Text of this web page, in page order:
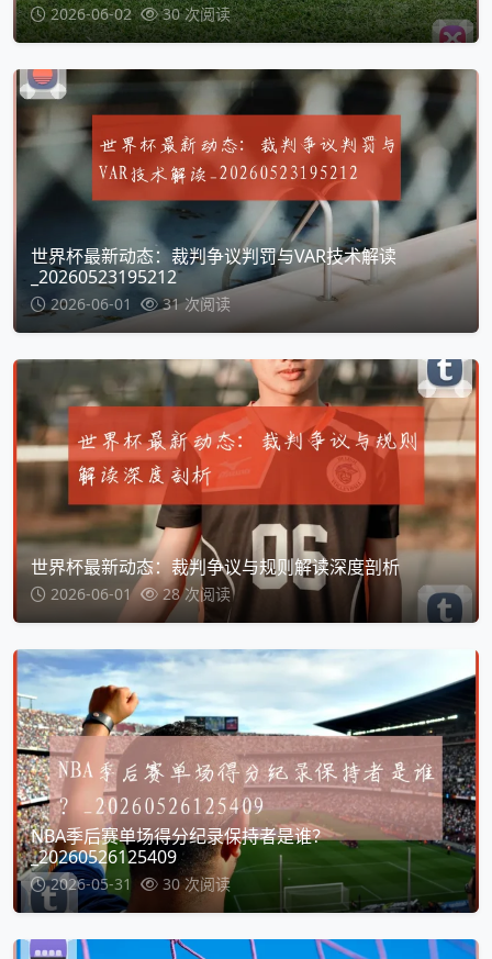
2026-06-02 30 次阅读
世界杯最新动态：裁判争议判罚与VAR技术解读
_20260523195212
2026-06-01 31 次阅读
世界杯最新动态：裁判争议与规则解读深度剖析
2026-06-01 28 次阅读
NBA季后赛单场得分纪录保持者是谁？
_20260526125409
2026-05-31 30 次阅读